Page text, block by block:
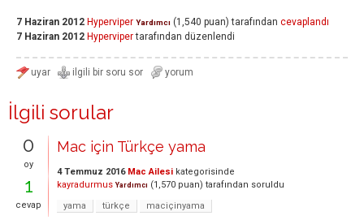
7 Haziran 2012 Hyperviper Yardımcı (1,540 puan) tarafından cevaplandı
7 Haziran 2012 Hypervipertarafından düzenlendi
İlgili sorular
0
oy
1
cevap
Mac için Türkçe yama
4 Temmuz 2016 Mac Ailesi kategorisinde
kayradurmus Yardımcı (1,570 puan) tarafından soruldu
yama
türkçe maciçinyama